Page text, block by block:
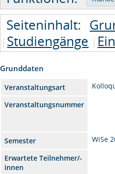
Seiteninhalt:
Studiengänge
Grunddaten
Veranstaltungsart
Veranstaltungsnummer
Semester
WiSe
Erwartete Teilnehmer/-
innen